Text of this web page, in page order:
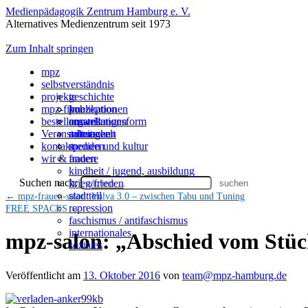
Medienpädagogik Zentrum Hamburg e. V.
Alternatives Medienzentrum seit 1973
Zum Inhalt springen
mpz
selbstverständnis
geschichte
konzeption
organisationsform
mitmachen
spenden
projekte
publikationen
ausstellungen
mpz-filme
umwelt
arbeitswelt
medien und kultur
frauen
kindheit / jugend, ausbildung
krieg/frieden
stadtteil
repression
faschismus / antifaschismus
internationales
soziales
bestellen
Veranstaltungen
kontakt
wir & andere
Suchen nach:
← mpz-frauen-salon: Vulva 3.0 – zwischen Tabu und Tuning
FREE SPACES→
mpz-salon: „Abschied vom
Veröffentlicht am 13. Oktober 2016 von team@mpz-hamburg.de